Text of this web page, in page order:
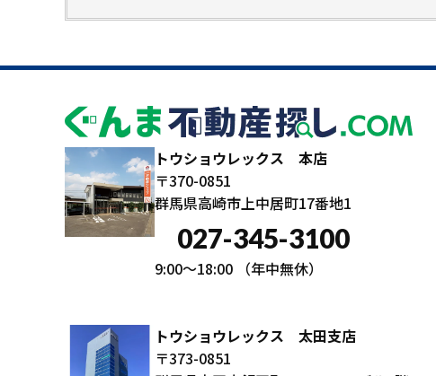
トウショウレックス 本店
〒370-0851
群馬県高崎市上中居町17番地1
027-345-3100
9:00～18:00 （年中無休）
トウショウレックス 太田支店
〒373-0851